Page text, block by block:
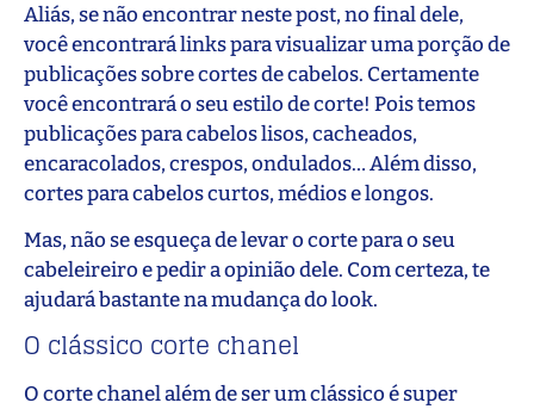
Aliás, se não encontrar neste post, no final dele,
você encontrará links para visualizar uma porção de
publicações sobre cortes de cabelos. Certamente
você encontrará o seu estilo de corte! Pois temos
publicações para cabelos lisos, cacheados,
encaracolados, crespos, ondulados… Além disso,
cortes para cabelos curtos, médios e longos.
Mas, não se esqueça de levar o corte para o seu
cabeleireiro e pedir a opinião dele. Com certeza, te
ajudará bastante na mudança do look.
O clássico corte chanel
O corte chanel além de ser um clássico é super